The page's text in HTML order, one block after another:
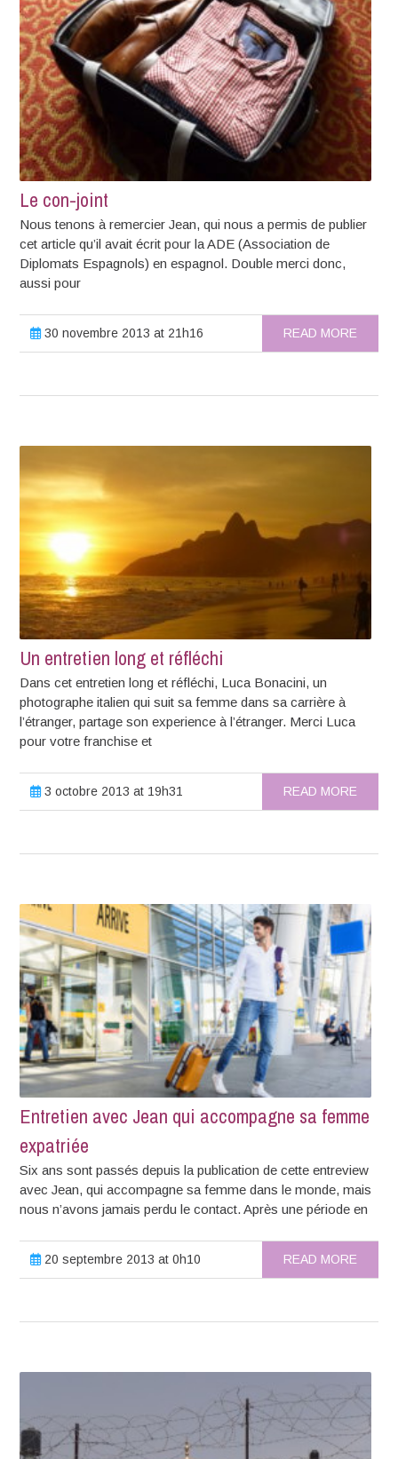
Le con-joint
Nous tenons à remercier Jean, qui nous a permis de publier
cet article qu’il avait écrit pour la ADE (Association de
Diplomats Espagnols) en espagnol. Double merci donc,
aussi pour
30 novembre 2013 at 21h16 READ MORE
Un entretien long et réfléchi
Dans cet entretien long et réfléchi, Luca Bonacini, un
photographe italien qui suit sa femme dans sa carrière à
l’étranger, partage son experience à l’étranger. Merci Luca
pour votre franchise et
3 octobre 2013 at 19h31 READ MORE
Entretien avec Jean qui accompagne sa femme
expatriée
Six ans sont passés depuis la publication de cette entreview
avec Jean, qui accompagne sa femme dans le monde, mais
nous n’avons jamais perdu le contact. Après une période en
20 septembre 2013 at 0h10 READ MORE